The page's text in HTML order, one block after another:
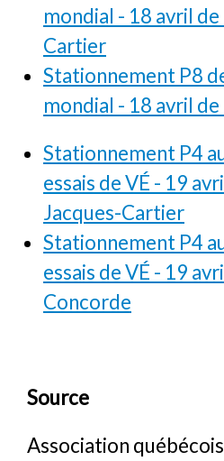
mondial - 18 avril
Cartier
Stationnement P8
mondial - 18 avril
Stationnement P4
essais de VÉ - 19
Jacques-Cartier
Stationnement P4
essais de VÉ - 19
Concorde
Source
Association